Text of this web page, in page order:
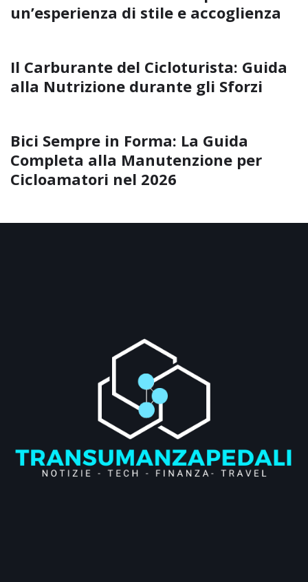
un’esperienza di stile e accoglienza
Il Carburante del Cicloturista: Guida
alla Nutrizione durante gli Sforzi
Bici Sempre in Forma: La Guida
Completa alla Manutenzione per
Cicloamatori nel 2026